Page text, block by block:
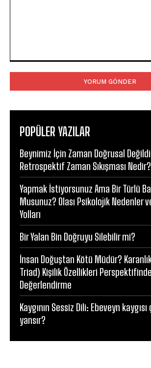
POPÜLER YAZILAR
Beynimiz İçin Zaman Doğrusal
Retrospektif Zaman Sıkışması Nedir?
Yapmak İstiyorsunuz Ama Bir Türlü
Musunuz? Olası Psikolojik Nedenler
Yolları
Bir Yalan Bin Doğruyu Silebilir mi?
İnsan Doğuştan Kötü Müdür?
Triad) Kişilik Özellikleri
Değerlendirme
Kaygının Sessiz Dili: Ebeveyn
yansır?